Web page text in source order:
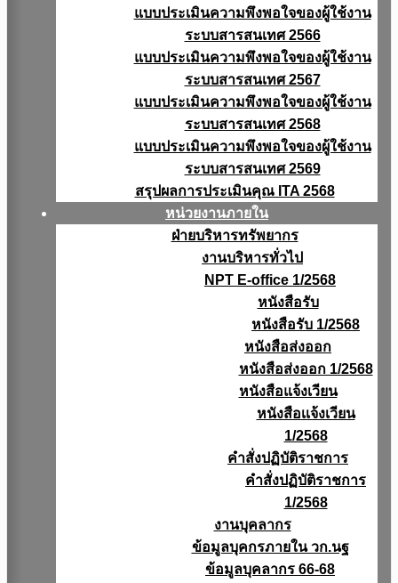
แบบประเมินความพึงพอใจของผู้ใช้งาน
ระบบสารสนเทศ 2566
แบบประเมินความพึงพอใจของผู้ใช้งาน
ระบบสารสนเทศ 2567
แบบประเมินความพึงพอใจของผู้ใช้งาน
ระบบสารสนเทศ 2568
แบบประเมินความพึงพอใจของผู้ใช้งาน
ระบบสารสนเทศ 2569
สรุปผลการประเมินคุณ ITA 2568
หน่วยงานภายใน
ฝ่ายบริหารทรัพยากร
งานบริหารทั่วไป
NPT E-office 1/2568
หนังสือรับ
หนังสือรับ 1/2568
หนังสือส่งออก
หนังสือส่งออก 1/2568
หนังสือแจ้งเวียน
หนังสือเเจ้งเวียน
1/2568
คำสั่งปฏิบัติราชการ
คำสั่งปฏิบัติราชการ
1/2568
งานบุคลากร
ข้อมูลบุคกรภายใน วก.นฐ
ข้อมูลบุคลากร 66-68